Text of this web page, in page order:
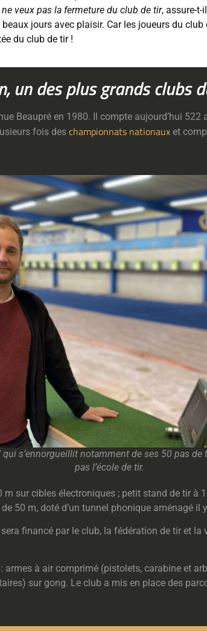
veux pas la fermeture du club de tir, assure-t-
jours avec plaisir. Car les joueurs du
du club de tir !
un des plus grands clubs
Beaupré en 1980. Il compte aujourd’hui
fois des championnats nationaux et
s’ennorgueillit notamment de ses 50 pas
pas l’école de tir.
sur cibles électroniques ; petit stand de tir à
50 m, doté d’un tunnel phonique aménagé il
financé par le club, la fédération de tir et
à air comprimé (pistolets, carabine et
sur gong. Le club a mis en place des